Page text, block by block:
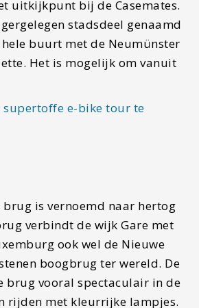
uitkijkpunt bij de Casemates.
stadsdeel genaamd
buurt met de Neumünster
Het is mogelijk om vanuit
supertoffe e-bike tour te
is vernoemd naar hertog
verbindt de wijk Gare met
ook wel de Nieuwe
boogbrug ter wereld. De
brug vooral spectaculair in de
rijden met kleurrijke lampjes.